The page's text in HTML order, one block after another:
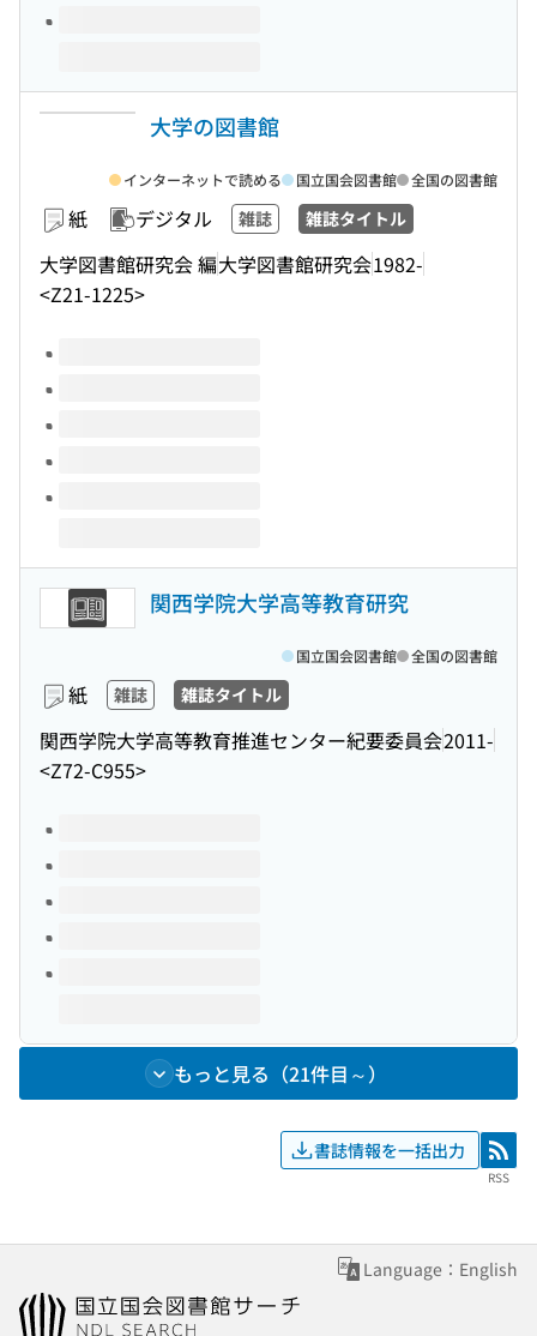
大学の図書館
紙 デジタル 雑誌 雑誌タイトル
大学図書館研究会 編大学図書館研究会1982-
<Z21-1225>
インターネットで読める 国立国会図書館 全国の図書館
このタイトルの巻号
関西学院大学高等教育研究
紙 雑誌 雑誌タイトル
関西学院大学高等教育推進センター紀要委員会2011-
<Z72-C955>
国立国会図書館 全国の図書館
このタイトルの巻号
もっと見る（21件目～）
書誌情報を一括出力 RSS
RSS
Language：English